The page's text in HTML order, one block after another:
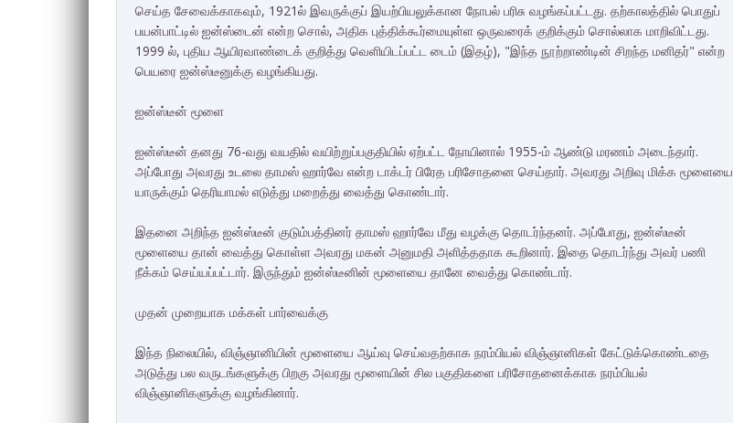
செய்த சேவைக்காகவும், 1921ல் இவருக்குப் இயற்பியலுக்கான நோபல் பரிசு வழங்கப்பட்டது. தற்காலத்தில் பொதுப்
பயன்பாட்டில் ஐன்ஸ்டைன் என்ற சொல், அதிக புத்திக்கூர்மையுள்ள ஒருவரைக் குறிக்கும் சொல்லாக மாறிவிட்டது.
1999 ல், புதிய ஆயிரவாண்டைக் குறித்து வெளியிடப்பட்ட டைம் (இதழ்), "இந்த நூற்றாண்டின் சிறந்த மனிதர்" என்ற
பெயரை ஐன்ஸ்டீனுக்கு வழங்கியது.
ஐன்ஸ்டீன் மூளை
ஐன்ஸ்டீன் தனது 76-வது வயதில் வயிற்றுப்பகுதியில் ஏற்பட்ட நோயினால் 1955-ம் ஆண்டு மரணம் அடைந்தார்.
அப்போது அவரது உடலை தாமஸ் ஹார்வே என்ற டாக்டர் பிரேத பரிசோதனை செய்தார். அவரது அறிவு மிக்க மூளையை
யாருக்கும் தெரியாமல் எடுத்து மறைத்து வைத்து கொண்டார்.
இதனை அறிந்த ஐன்ஸ்டீன் குடும்பத்தினர் தாமஸ் ஹார்வே மீது வழக்கு தொடர்ந்தனர். அப்போது, ஐன்ஸ்டீன்
மூளையை தான் வைத்து கொள்ள அவரது மகன் அனுமதி அளித்ததாக கூறினார். இதை தொடர்ந்து அவர் பணி
நீக்கம் செய்யப்பட்டார். இருந்தும் ஐன்ஸ்டீனின் மூளையை தானே வைத்து கொண்டார்.
முதன் முறையாக மக்கள் பார்வைக்கு
இந்த நிலையில், விஞ்ஞானியின் மூளையை ஆய்வு செய்வதற்காக நரம்பியல் விஞ்ஞானிகள் கேட்டுக்கொண்டதை
அடுத்து பல வருடங்களுக்கு பிறகு அவரது மூளையின் சில பகுதிகளை பரிசோதனைக்காக நரம்பியல்
விஞ்ஞானிகளுக்கு வழங்கினார்.